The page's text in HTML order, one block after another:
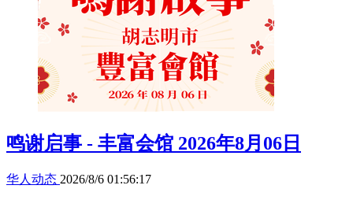
鸣谢启事 - 丰富会馆 2026年8月06日
华人动态 2026/8/6 01:56:17